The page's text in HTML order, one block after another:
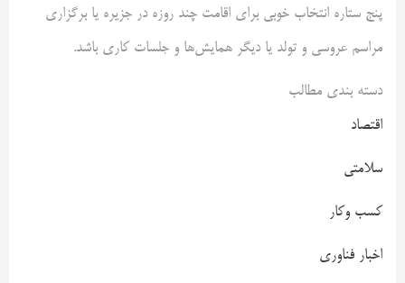
پنج ستاره انتخاب خوبی برای اقامت چند روزه در جزیره یا برگزاری
مراسم عروسی و تولد یا دیگر همایش‌ها و جلسات کاری باشد.
دسته بندی مطالب
اقتصاد
سلامتی
کسب وکار
اخبار فناوری